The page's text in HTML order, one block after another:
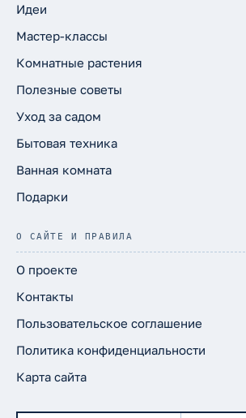
Идеи
Мастер-классы
Комнатные растения
Полезные советы
Уход за садом
Бытовая техника
Ванная комната
Подарки
О САЙТЕ И ПРАВИЛА
О проекте
Контакты
Пользовательское соглашение
Политика конфиденциальности
Карта сайта